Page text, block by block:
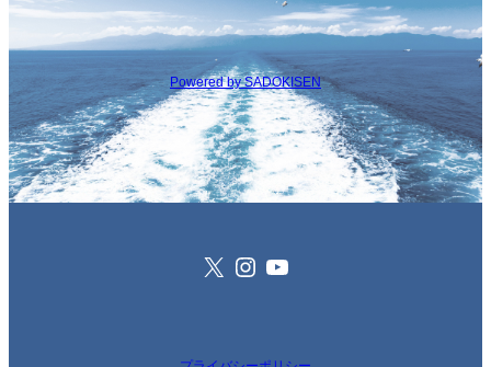
Powered by SADOKISEN
X Instagram
YouTube